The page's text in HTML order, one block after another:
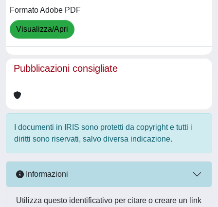
Formato Adobe PDF
Visualizza/Apri
Pubblicazioni consigliate
I documenti in IRIS sono protetti da copyright e tutti i
diritti sono riservati, salvo diversa indicazione.
Informazioni
Utilizza questo identificativo per citare o creare un link